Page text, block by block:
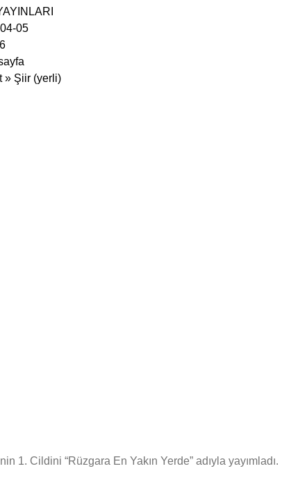
05
» Şiir (yerli)
1. Cildini “Rüzgara En Yakın Yerde” adıyla yayımladı.